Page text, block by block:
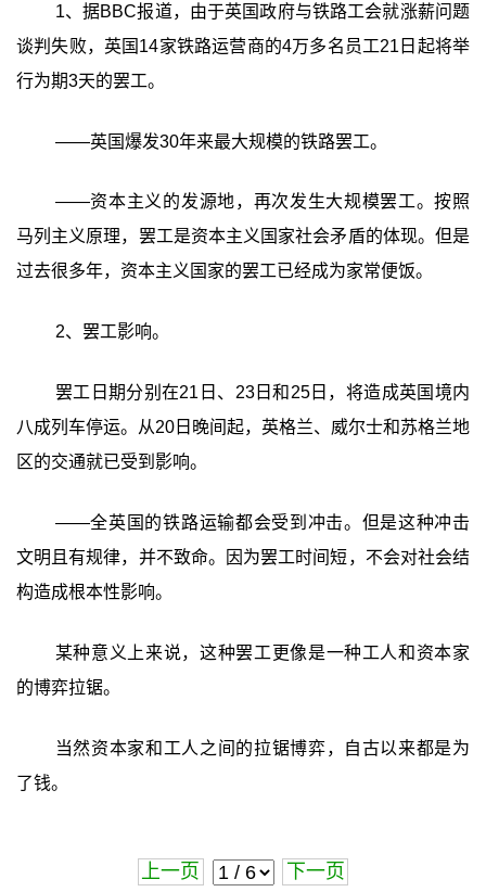
1、据BBC报道，由于英国政府与铁路工会就涨薪问题
谈判失败，英国14家铁路运营商的4万多名员工21日起将举
行为期3天的罢工。
——英国爆发30年来最大规模的铁路罢工。
——资本主义的发源地，再次发生大规模罢工。按照
马列主义原理，罢工是资本主义国家社会矛盾的体现。但是
过去很多年，资本主义国家的罢工已经成为家常便饭。
2、罢工影响。
罢工日期分别在21日、23日和25日，将造成英国境内
八成列车停运。从20日晚间起，英格兰、威尔士和苏格兰地
区的交通就已受到影响。
——全英国的铁路运输都会受到冲击。但是这种冲击
文明且有规律，并不致命。因为罢工时间短，不会对社会结
构造成根本性影响。
某种意义上来说，这种罢工更像是一种工人和资本家
的博弈拉锯。
当然资本家和工人之间的拉锯博弈，自古以来都是为
了钱。
上一页 下一页